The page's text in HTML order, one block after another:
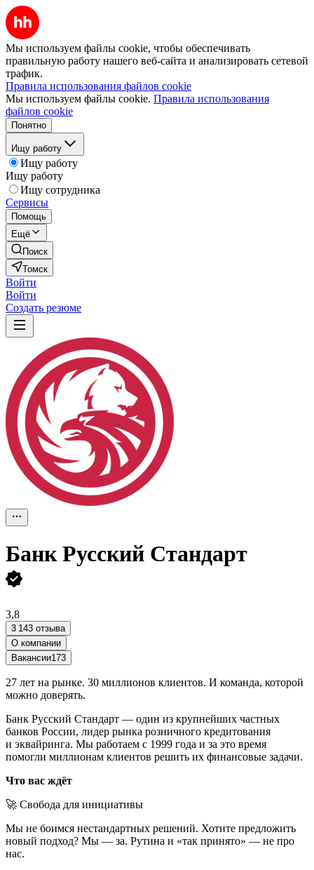
Мы используем файлы cookie, чтобы обеспечивать
правильную работу нашего веб-сайта и анализировать сетевой
трафик.
Правила использования файлов cookie
Мы используем файлы cookie. Правила использования
файлов cookie
Понятно
Ищу работу
Ищу работу
Ищу работу
Ищу сотрудника
Сервисы
Помощь
Ещё
Поиск
Томск
Войти
Войти
Создать резюме
Банк Русский Стандарт
3,8
3 143 отзыва
О компании
Вакансии173
27 лет на рынке. 30 миллионов клиентов. И команда, которой
можно доверять.
Банк Русский Стандарт — один из крупнейших частных
банков России, лидер рынка розничного кредитования
и эквайринга. Мы работаем с 1999 года и за это время
помогли миллионам клиентов решить их финансовые задачи.
Что вас ждёт
🚀 Свобода для инициативы
Мы не боимся нестандартных решений. Хотите предложить
новый подход? Мы — за. Рутина и «так принято» — не про
нас.